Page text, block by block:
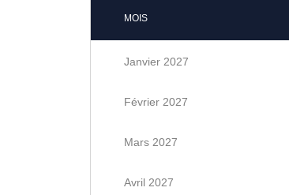
MOIS
Janvier 2027
Février 2027
Mars 2027
Avril 2027